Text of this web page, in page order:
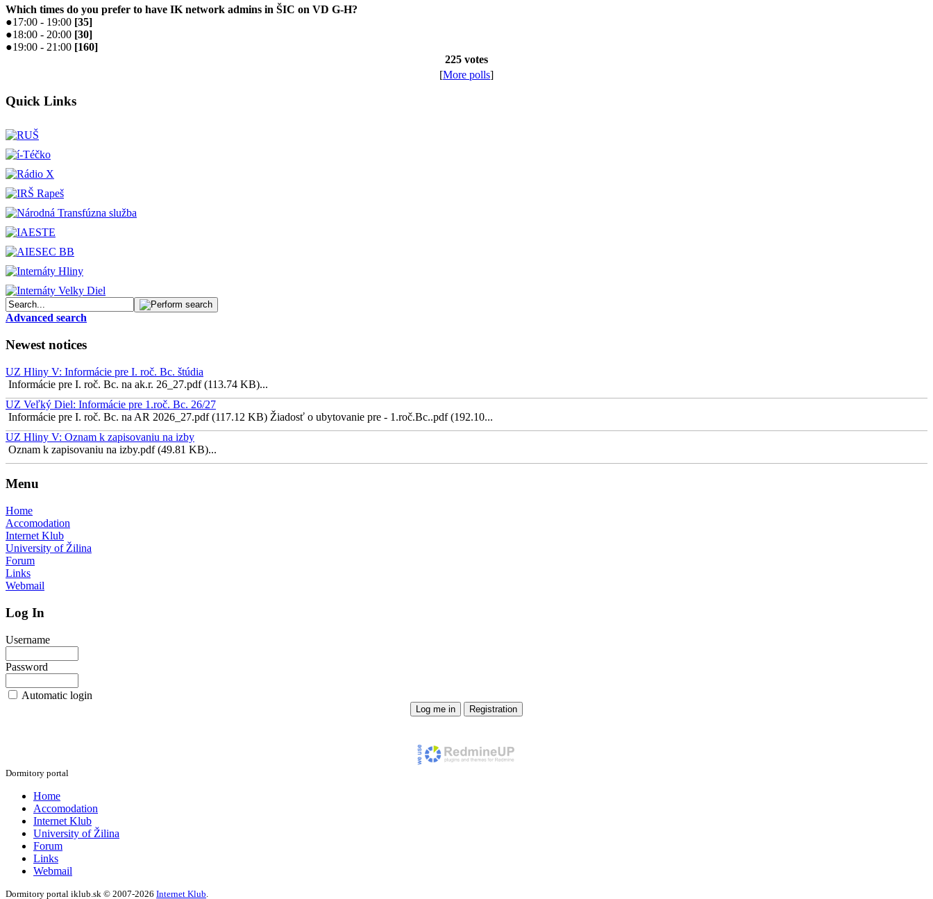
Which times do you prefer to have IK network admins in ŠIC on VD G-H?
●17:00 - 19:00 [35]
●18:00 - 20:00 [30]
●19:00 - 21:00 [160]
225 votes
[More polls]
Quick Links
Advanced search
Newest notices
UZ Hliny V: Informácie pre I. roč. Bc. štúdia
Informácie pre I. roč. Bc. na ak.r. 26_27.pdf (113.74 KB)...
UZ Veľký Diel: Informácie pre 1.roč. Bc. 26/27
Informácie pre I. roč. Bc. na AR 2026_27.pdf (117.12 KB) Žiadosť o ubytovanie pre - 1.roč.Bc..pdf (192.10...
UZ Hliny V: Oznam k zapisovaniu na izby
Oznam k zapisovaniu na izby.pdf (49.81 KB)...
Menu
Home
Accomodation
Internet Klub
University of Žilina
Forum
Links
Webmail
Log In
Username
Password
Automatic login
Dormitory portal
Home
Accomodation
Internet Klub
University of Žilina
Forum
Links
Webmail
Dormitory portal iklub.sk © 2007-2026 Internet Klub